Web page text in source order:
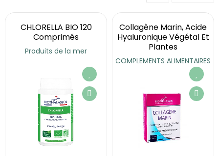
CHLORELLA BIO 120
Comprimés
Produits de la mer
Collagène Marin, Acide
Hyaluronique Végétal Et
Plantes
COMPLEMENTS ALIMENTAIRES